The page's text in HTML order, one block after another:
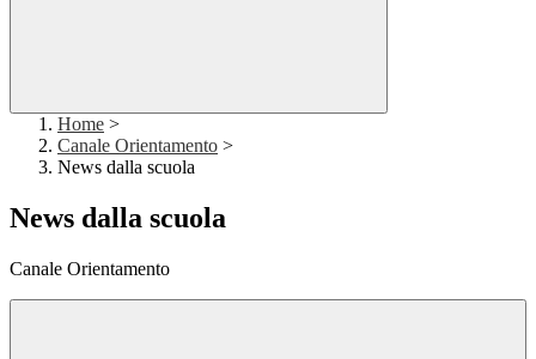
Home >
Canale Orientamento >
News dalla scuola
News dalla scuola
Canale Orientamento